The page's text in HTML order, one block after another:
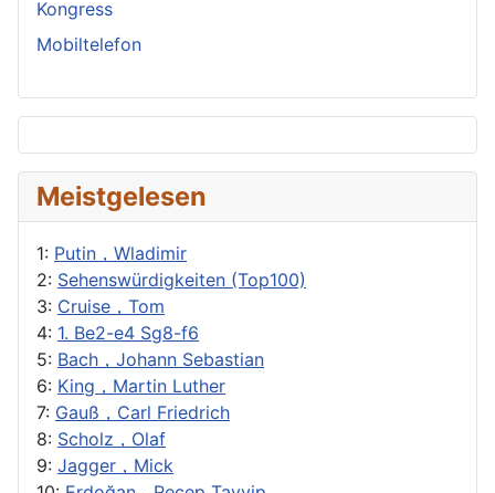
Kongress
Mobiltelefon
Meistgelesen
1: Putin，Wladimir
2: Sehenswürdigkeiten (Top100)
3: Cruise，Tom
4: 1. Be2-e4 Sg8-f6
5: Bach，Johann Sebastian
6: King，Martin Luther
7: Gauß，Carl Friedrich
8: Scholz，Olaf
9: Jagger，Mick